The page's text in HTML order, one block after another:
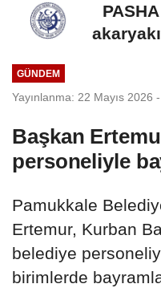
GÜNDEM
Yayınlanma: 22 Mayıs 2026
Başkan
personeliyle
Pamukkale
Ertemur, Kurban
belediye
birimlerde